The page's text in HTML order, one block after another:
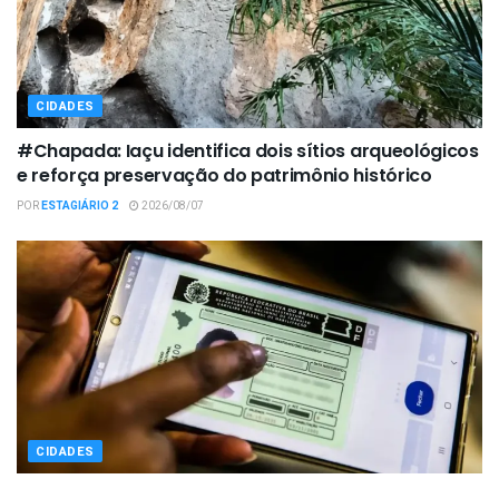
CIDADES
#Chapada: Iaçu identifica dois sítios arqueológicos
e reforça preservação do patrimônio histórico
PORESTAGIÁRIO 2 2026/08/07
CIDADES